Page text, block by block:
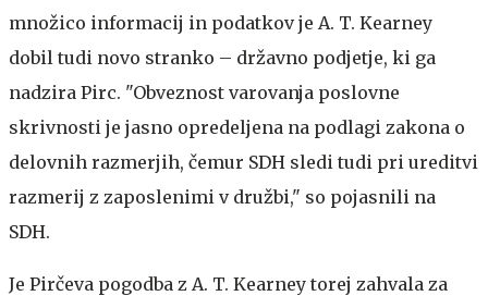
množico informacij in podatkov je A. T. Kearney
dobil tudi novo stranko – državno podjetje, ki ga
nadzira Pirc. "Obveznost varovanja poslovne
skrivnosti je jasno opredeljena na podlagi zakona o
delovnih razmerjih, čemur SDH sledi tudi pri ureditvi
razmerij z zaposlenimi v družbi," so pojasnili na
SDH.
Je Pirčeva pogodba z A. T. Kearney torej zahvala za